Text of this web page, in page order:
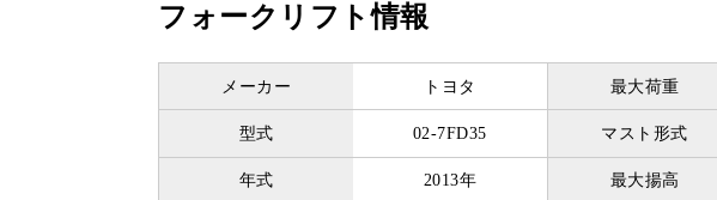
フォークリフト情報
メーカー トヨタ 最大荷重
型式 02-7FD35 マスト形式
年式 2013年 最大揚高